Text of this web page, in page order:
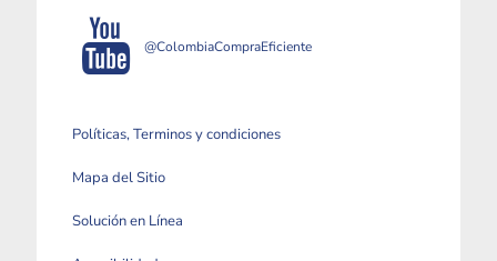
@ColombiaCompraEficiente
Políticas, Terminos y condiciones
Mapa del Sitio
Solución en Línea